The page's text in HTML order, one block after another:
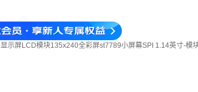
示屏LCD模块135x240全彩屏st7789小屏幕SPI 1.14英寸-模